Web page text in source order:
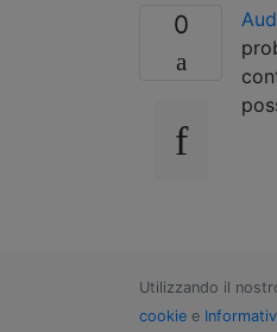
0
Utilizzando il
cookie e